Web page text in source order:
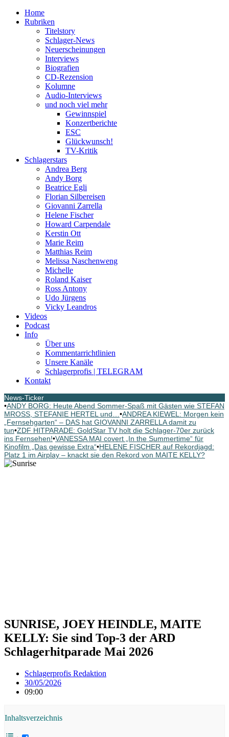
Home
Rubriken
Titelstory
Schlager-News
Neuerscheinungen
Interviews
Biografien
CD-Rezension
Kolumne
Audio-Interviews
und noch viel mehr
Gewinnspiel
Konzertberichte
ESC
Glückwunsch!
TV-Kritik
Schlagerstars
Andrea Berg
Andy Borg
Beatrice Egli
Florian Silbereisen
Giovanni Zarrella
Helene Fischer
Howard Carpendale
Kerstin Ott
Marie Reim
Matthias Reim
Melissa Naschenweng
Michelle
Roland Kaiser
Ross Antony
Udo Jürgens
Vicky Leandros
Videos
Podcast
Info
Über uns
Kommentarrichtlinien
Unsere Kanäle
Schlagerprofis | TELEGRAM
Kontakt
News-Ticker
•ANDY BORG: Heute Abend Sommer-Spaß mit Gästen wie STEFAN
MROSS, STEFANIE HERTEL und… •ANDREA KIEWEL: Morgen kein
„Fernsehgarten“ – DAS hat GIOVANNI ZARRELLA damit zu
tun•ZDF HITPARADE: GoldStar TV holt die Schlager-70er zurück
ins Fernsehen!•VANESSA MAI covert „In the Summertime“ für
Kinofilm „Das gewisse Extra“•HELENE FISCHER auf Rekordjagd:
Platz 1 im Airplay – knackt sie den Rekord von MAITE KELLY?
SUNRISE, JOEY HEINDLE, MAITE
KELLY: Sie sind Top-3 der ARD
Schlagerhitparade Mai 2026
Schlagerprofis Redaktion
30/05/2026
09:00
Inhaltsverzeichnis